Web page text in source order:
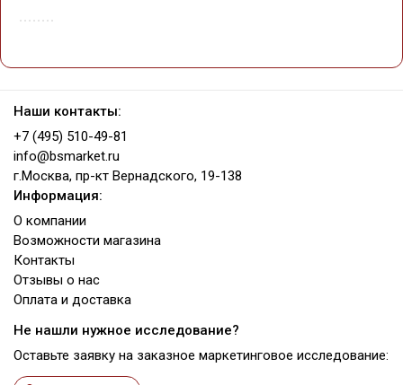
Наши контакты:
+7 (495) 510-49-81
info@bsmarket.ru
г.Москва, пр-кт Вернадского, 19-138
Информация:
О компании
Возможности магазина
Контакты
Отзывы о нас
Оплата и доставка
Не нашли нужное исследование?
Оставьте заявку на заказное маркетинговое исследование: